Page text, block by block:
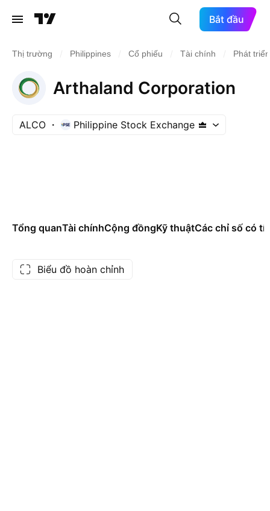
Bắt đầu
Thị trường Philippines Cổ phiếu Tài chính Phát
Arthaland Corporation
ALCO Philippine Stock Exchange
Tổng quanTài chínhCộng đồngKỹ thuậtCác chỉ số có
Biểu đồ hoàn chỉnh